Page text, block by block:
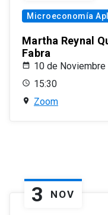
Microeconomía
Martha Reynal
Fabra
10 de Noviembre
15:30
Zoom
3 NOV